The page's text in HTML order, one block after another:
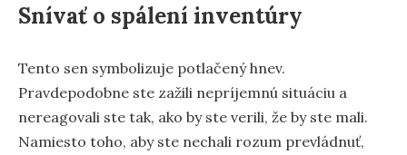
Snívať o spálení inventúry
Tento sen symbolizuje potlačený hnev.
Pravdepodobne ste zažili nepríjemnú situáciu a
nereagovali ste tak, ako by ste verili, že by ste mali.
Namiesto toho, aby ste nechali rozum prevládnuť,